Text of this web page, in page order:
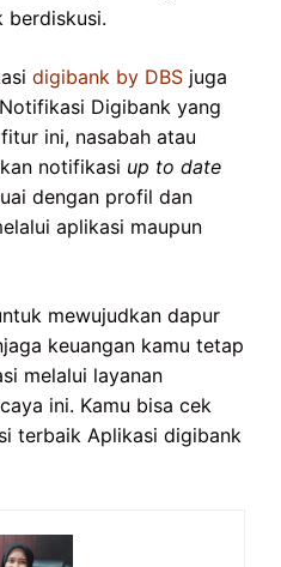
berdiskusi.
digibank by DBS juga
Digibank yang
ini, nasabah atau
notifikasi up to date
dengan profil dan
aplikasi maupun
mewujudkan dapur
keuangan kamu tetap
melalui layanan
ini. Kamu bisa cek
terbaik Aplikasi digibank